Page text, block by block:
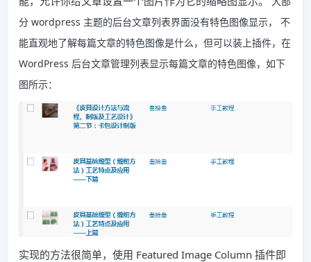
分 wordpress 主题的后台文章列表界面没有特色图像显示，
不
能直观地了解每篇文章的特色图像是什么，但可以装上插件，在
WordPress 后台文章管理列表显示每篇文章的特色图像，如下
图所示：
实现的方法很简单，使用 Featured Image Column 插件即